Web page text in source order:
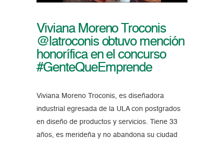
Viviana Moreno Troconis
@latroconis obtuvo mención
honorífica en el concurso
#GenteQueEmprende
Viviana Moreno Troconis, es diseñadora
industrial egresada de la ULA con postgrados
en diseño de productos y servicios. Tiene 33
años, es merideña y no abandona su ciudad